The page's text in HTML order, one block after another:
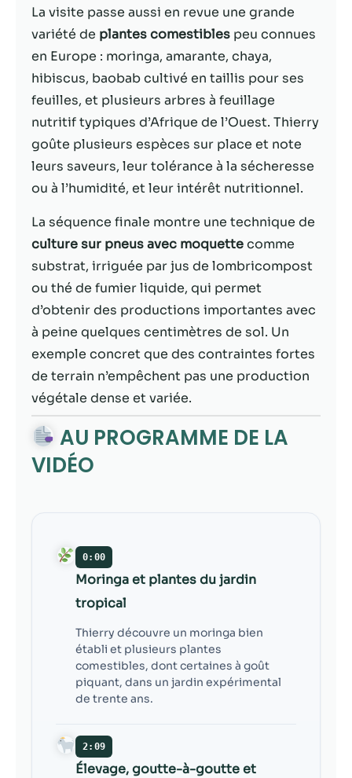
La visite passe aussi en revue une grande
variété de plantes comestibles peu connues
en Europe : moringa, amarante, chaya,
hibiscus, baobab cultivé en taillis pour ses
feuilles, et plusieurs arbres à feuillage
nutritif typiques d’Afrique de l’Ouest. Thierry
goûte plusieurs espèces sur place et note
leurs saveurs, leur tolérance à la sécheresse
ou à l’humidité, et leur intérêt nutritionnel.
La séquence finale montre une technique de
culture sur pneus avec moquettecomme
substrat, irriguée par jus de lombricompost
ou thé de fumier liquide, qui permet
d’obtenir des productions importantes avec
à peine quelques centimètres de sol. Un
exemple concret que des contraintes fortes
de terrain n’empêchent pas une production
végétale dense et variée.
AU PROGRAMME DE LA
VIDÉO
0:00
Moringa et plantes du jardin
tropical
Thierry découvre un moringa bien
établi et plusieurs plantes
comestibles, dont certaines à goût
piquant, dans un jardin expérimental
de trente ans.
2:09
Élevage, goutte-à-goutte et
Web est
Experience
Afin que notre
fonctionne
aussi bien que
possible lors
Si vous refusez
certaines
fonctionnalités
disparaîtront
Marketing
En partageant
votre
lorsque vous
visitez notre
site, vous